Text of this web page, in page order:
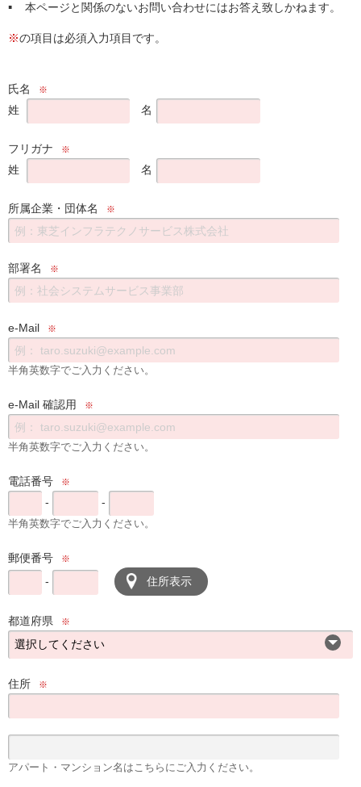
本ページと関係のないお問い合わせにはお答え致しかねます。
※の項目は必須入力項目です。
氏名 ※
姓 名
フリガナ ※
姓 名
所属企業・団体名 ※
部署名 ※
e-Mail ※
半角英数字でご入力ください。
e-Mail 確認用 ※
半角英数字でご入力ください。
電話番号 ※
- -
半角英数字でご入力ください。
郵便番号 ※
- 住所表示
都道府県 ※
住所 ※
アパート・マンション名はこちらにご入力ください。